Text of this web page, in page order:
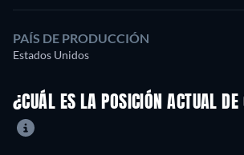
PAÍS DE PRODUCCIÓN
Estados Unidos
¿CUÁL ES LA POSICIÓN ACTUAL DE